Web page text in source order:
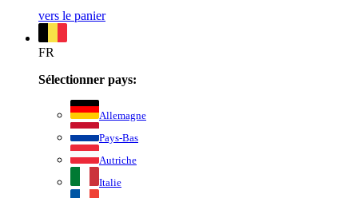
vers le panier
FR
Sélectionner pays:
Allemagne
Pays-Bas
Autriche
Italie